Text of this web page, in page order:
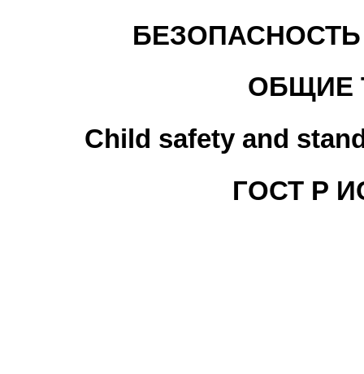
ОБЩИЕ
Child safety and
ГОСТ Р